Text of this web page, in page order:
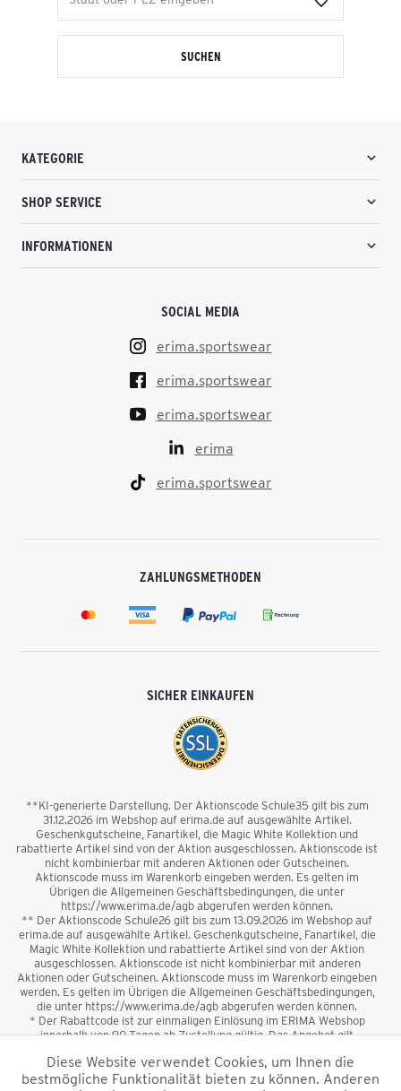
SUCHEN
KATEGORIE
SHOP SERVICE
INFORMATIONEN
SOCIAL MEDIA
erima.sportswear
erima.sportswear
erima.sportswear
erima
erima.sportswear
ZAHLUNGSMETHODEN
SICHER EINKAUFEN
**KI-generierte Darstellung. Der Aktionscode Schule35 gilt bis zum
31.12.2026 im Webshop auf erima.de auf ausgewählte Artikel.
Geschenkgutscheine, Fanartikel, die Magic White Kollektion und
rabattierte Artikel sind von der Aktion ausgeschlossen. Aktionscode ist
nicht kombinierbar mit anderen Aktionen oder Gutscheinen.
Aktionscode muss im Warenkorb eingeben werden. Es gelten im
Übrigen die Allgemeinen Geschäftsbedingungen, die unter
https://www.erima.de/agb abgerufen werden können.
** Der Aktionscode Schule26 gilt bis zum 13.09.2026 im Webshop auf
erima.de auf ausgewählte Artikel. Geschenkgutscheine, Fanartikel, die
Magic White Kollektion und rabattierte Artikel sind von der Aktion
ausgeschlossen. Aktionscode ist nicht kombinierbar mit anderen
Aktionen oder Gutscheinen. Aktionscode muss im Warenkorb eingeben
werden. Es gelten im Übrigen die Allgemeinen Geschäftsbedingungen,
die unter https://www.erima.de/agb abgerufen werden können.
* Der Rabattcode ist zur einmaligen Einlösung im ERIMA Webshop
innerhalb von 90 Tagen ab Zustellung gültig. Das Angebot gilt
sowie Geschenkgutscheine sind vom Rabatt ausgeschlossen. Der
Rabattcode ist nicht mit anderen Aktionen oder Gutscheinen
Diese Website verwendet Cookies, um Ihnen die
bestmögliche Funktionalität bieten zu können. Anderen